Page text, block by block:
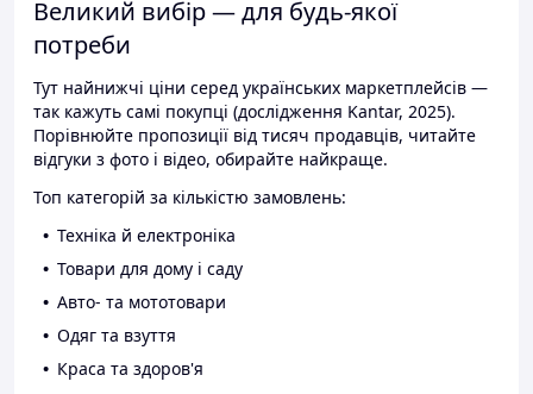
Великий вибір — для будь-якої
потреби
Тут найнижчі ціни серед українських маркетплейсів —
так кажуть самі покупці (дослідження Kantar, 2025).
Порівнюйте пропозиції від тисяч продавців, читайте
відгуки з фото і відео, обирайте найкраще.
Топ категорій за кількістю замовлень:
Техніка й електроніка
Товари для дому і саду
Авто- та мототовари
Одяг та взуття
Краса та здоров'я